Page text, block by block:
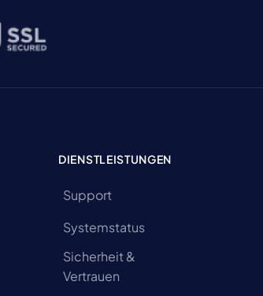
DIENSTLEISTUNGEN
Support
Systemstatus
Sicherheit &
Vertrauen